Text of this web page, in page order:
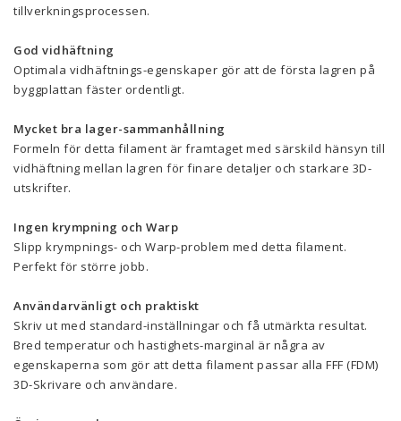
tillverkningsprocessen.
God vidhäftning
Optimala vidhäftnings-egenskaper gör att de första lagren på
byggplattan fäster ordentligt.
Mycket bra lager-sammanhållning
Formeln för detta filament är framtaget med särskild hänsyn till
vidhäftning mellan lagren för finare detaljer och starkare 3D-
utskrifter.
Ingen krympning och Warp
Slipp krympnings- och Warp-problem med detta filament.
Perfekt för större jobb.
Användarvänligt och praktiskt
Skriv ut med standard-inställningar och få utmärkta resultat.
Bred temperatur och hastighets-marginal är några av
egenskaperna som gör att detta filament passar alla FFF (FDM)
3D-Skrivare och användare.